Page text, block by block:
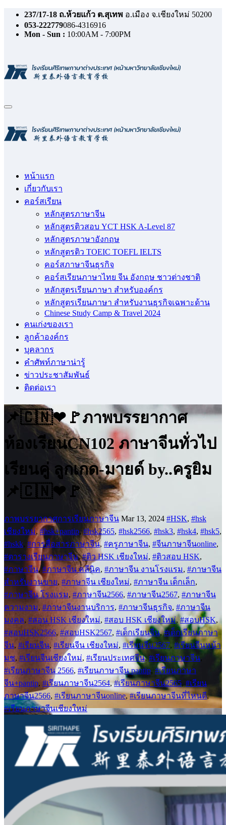
Skip
content
237/17-18 ถ.ห้วยแก้ว ต.สุเทพ อ.เมือง จ.เชียงใหม่ 50200
053-222779086-4316916
Mon - Sun : 10:00AM - 7:00PM
หน้าแรก
เกี่ยวกับเรา
คอร์สเรียน
หลักสูตรภาษาจีน
หลักสูตรติวสอบ YCT HSK A-Level 87
หลักสูตรภาษาอังกฤษ
หลักสูตรติว TOEIC TOEFL IELTS
คอร์สภาษาจีนธุรกิจ
คอร์สเรียนภาษาไทย จีน อังกฤษ ชาวต่างชาติ
หลักสูตรเรียนภาษา สำหรับองค์กร
หลักสูตรเรียนภาษา สำหรับงานธุรกิจเฉพาะด้าน
Chinese Study Camp & Travel 2024
คนเก่งของเรา
ลูกค้าองค์กร
บุคลากร
คําศัพท์ภาษาน่ารู้
ข่าวประชาสัมพันธ์
ติดต่อเรา
📌🇨🇳❤🚩ภาพบรรยากาศ
ห้องเรียนCN102 ภาษาจีนทั่วไป
เรียนคู่ ลูกเกด-มายด์ by..ครูยิม
📌🇨🇳❤🚩
ภาพบรรยากาศการเรียนภาษาจีน Mar 13, 2024 #HSK, #hsk
เชียงใหม่,#hsk+pantip,#hsk2565, #hsk2566, #hsk3, #hsk4, #hsk5,
#hskk #การสื่อสารภาษาจีน, #ครูภาษาจีน, #จีนภาษาจีนonline,
#ตารางเรียนภาษาจีน,#ติว HSK เชียงใหม่, #ติวสอบ HSK,
#ภาษาจีน,#ภาษาจีน คลีนิค, #ภาษาจีน งานโรงแรม, #ภาษาจีน
สำหรับงานขาย, #ภาษาจีน เชียงใหม่, #ภาษาจีน เด็กเล็ก,
#ภาษาจีน โรงแรม, #ภาษาจีน2566, #ภาษาจีน2567, #ภาษาจีน
ความงาม, #ภาษาจีนงานบริการ, #ภาษาจีนธุรกิจ, #ภาษาจีน
มงคล, #สอน HSK เชียงใหม่, #สอบ HSK เชียงใหม่, #สอบHSK,
#สอบHSK2566, #สอบHSK2567, #เด็กเรียนจีน,#เด็กเรียนภาษา
จีน, #เรียนจีน, #เรียนจีน เชียงใหม่, #เรียนจีน2567, #เรียนจีนหน้า
มช, #เรียนจีนเชียงใหม่, #เรียนประเทศจีน,#เรียนภาษาจีน,
#เรียนภาษาจีน 2566, #เรียนภาษาจีน pantip, #เรียนภาษา
จีน+pantip, #เรียนภาษาจีน2564,#เรียนภาษาจีน2565, #เรียน
ภาษาจีน2566, #เรียนภาษาจีนonline,#เรียนภาษาจีนที่ไหนดี,
#เรียนภาษาจีนเชียงใหม่